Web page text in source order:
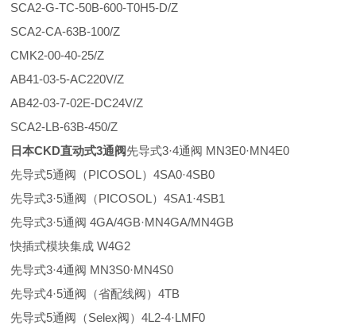
SCA2-G-TC-50B-600-T0H5-D/Z
SCA2-CA-63B-100/Z
CMK2-00-40-25/Z
AB41-03-5-AC220V/Z
AB42-03-7-02E-DC24V/Z
SCA2-LB-63B-450/Z
日本CKD直动式3通阀先导式3·4通阀 MN3E0·MN4E0
先导式5通阀（PICOSOL）4SA0·4SB0
先导式3·5通阀（PICOSOL）4SA1·4SB1
先导式3·5通阀 4GA/4GB·MN4GA/MN4GB
快插式模块集成 W4G2
先导式3·4通阀 MN3S0·MN4S0
先导式4·5通阀（省配线阀）4TB
先导式5通阀（Selex阀）4L2-4·LMF0